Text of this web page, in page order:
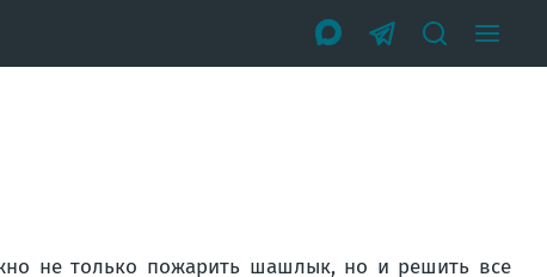
не только пожарить шашлык, но и решить все